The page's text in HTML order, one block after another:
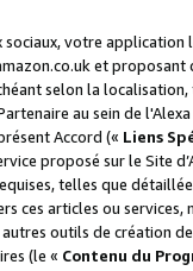
votre
et proposant
selon la
au sein de
Accord (« Liens
proposé sur le Site
telles que
ces articles ou
outils de création
(le « Contenu du